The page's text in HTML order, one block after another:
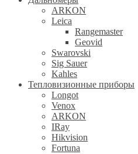
ARKON
Leica
Rangemaster
Geovid
Swarovski
Sig Sauer
Kahles
Тепловизионные приборы
Longot
Venox
ARKON
IRay
Hikvision
Fortuna